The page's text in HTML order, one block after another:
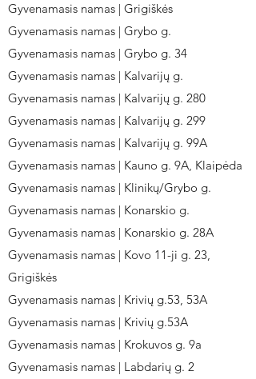
Gyvenamasis namas | Grigiškės
Gyvenamasis namas | Grybo g.
Gyvenamasis namas | Grybo g. 34
Gyvenamasis namas | Kalvarijų g.
Gyvenamasis namas | Kalvarijų g. 280
Gyvenamasis namas | Kalvarijų g. 299
Gyvenamasis namas | Kalvarijų g. 99A
Gyvenamasis namas | Kauno g. 9A, Klaipėda
Gyvenamasis namas | Klinikų/Grybo g.
Gyvenamasis namas | Konarskio g.
Gyvenamasis namas | Konarskio g. 28A
Gyvenamasis namas | Kovo 11-ji g. 23,
Grigiškės
Gyvenamasis namas | Krivių g.53, 53A
Gyvenamasis namas | Krivių g.53A
Gyvenamasis namas | Krokuvos g. 9a
Gyvenamasis namas | Labdarių g. 2